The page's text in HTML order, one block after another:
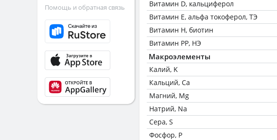
Витамин D, кальциферол
Витамин Е, альфа токоферол, ТЭ
Витамин Н, биотин
Витамин РР, НЭ
Макроэлементы
Калий, K
Кальций, Ca
Магний, Mg
Натрий, Na
Сера, S
Фосфор, P
Помощь и обратная связь